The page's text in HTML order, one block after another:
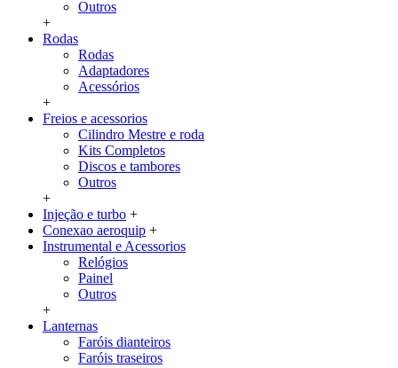
Outros
+
Rodas
Rodas
Adaptadores
Acessórios
+
Freios e acessorios
Cilindro Mestre e roda
Kits Completos
Discos e tambores
Outros
+
Injeção e turbo +
Conexao aeroquip +
Instrumental e Acessorios
Relógios
Painel
Outros
+
Lanternas
Faróis dianteiros
Faróis traseiros